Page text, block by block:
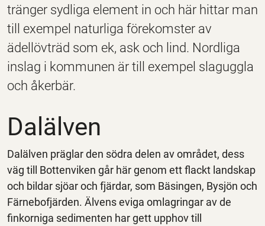
tränger sydliga element in och här hittar man
till exempel naturliga förekomster av
ädellövträd som ek, ask och lind. Nordliga
inslag i kommunen är till exempel slaguggla
och åkerbär.
Dalälven
Dalälven präglar den södra delen av området, dess
väg till Bottenviken går här genom ett flackt landskap
och bildar sjöar och fjärdar, som Bäsingen, Bysjön och
Färnebofjärden. Älvens eviga omlagringar av de
finkorniga sedimenten har gett upphov till